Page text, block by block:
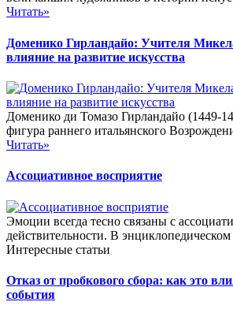
Читать»
Доменико Гирландайо: Учителя
влияние на развитие искусства
Доменико ди Томазо Гирландайо (1449-
фигура раннего итальянского
Читать»
Ассоциативное восприятие
Эмоции всегда тесно связаны с
действительности. В энциклопедическом
Интересные статьи
Отказ от пробкового сбора: как это
события